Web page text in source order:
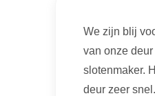
We zijn blij
van onze
slotenmaker.
deur zeer snel.